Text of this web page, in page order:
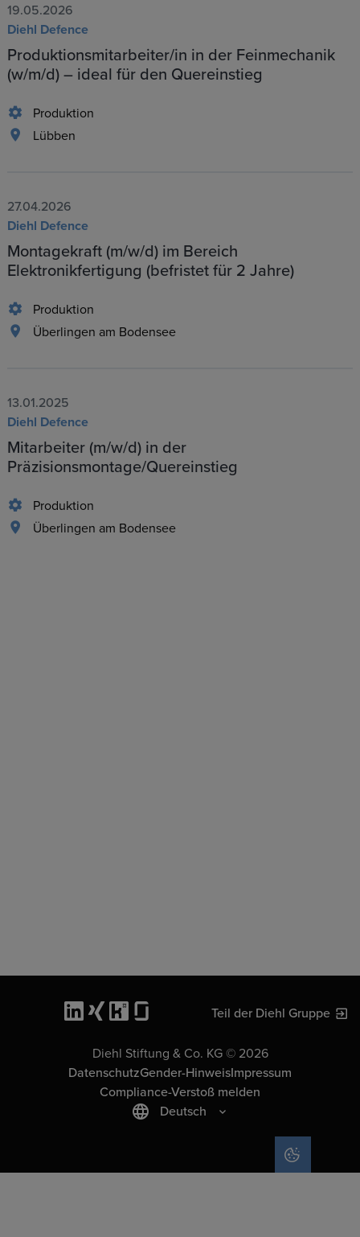
19.05.2026
Diehl Defence
Produktionsmitarbeiter/in in der Feinmechanik
(w/m/d) – ideal für den Quereinstieg
Produktion
Lübben
27.04.2026
Diehl Defence
Montagekraft (m/w/d) im Bereich
Elektronikfertigung (befristet für 2 Jahre)
Produktion
Überlingen am Bodensee
13.01.2025
Diehl Defence
Mitarbeiter (m/w/d) in der
Präzisionsmontage/Quereinstieg
Produktion
Überlingen am Bodensee
Teil der Diehl Gruppe
Diehl Stiftung & Co. KG © 2026
DatenschutzGender-HinweisImpressum
Compliance-Verstoß melden
Deutsch
COOKIE-